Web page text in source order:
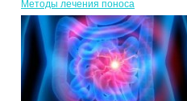
Методы лечения поноса